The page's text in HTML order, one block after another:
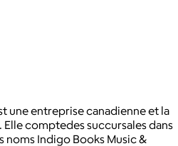
une entreprise canadienne et la
Elle comptedes succursales dans
noms Indigo Books Music &